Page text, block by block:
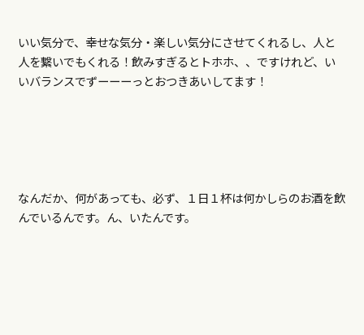
いい気分で、幸せな気分・楽しい気分にさせてくれるし、人と
人を繋いでもくれる！飲みすぎるとトホホ、、ですけれど、い
いバランスでずーーーっとおつきあいしてます！
なんだか、何があっても、必ず、１日１杯は何かしらのお酒を飲
んでいるんです。ん、いたんです。